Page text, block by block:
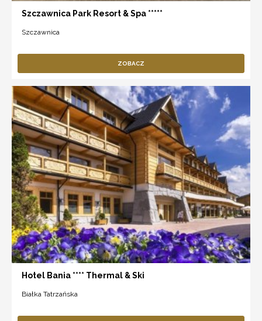
Szczawnica Park Resort & Spa *****
Szczawnica
ZOBACZ
Hotel Bania **** Thermal & Ski
Białka Tatrzańska